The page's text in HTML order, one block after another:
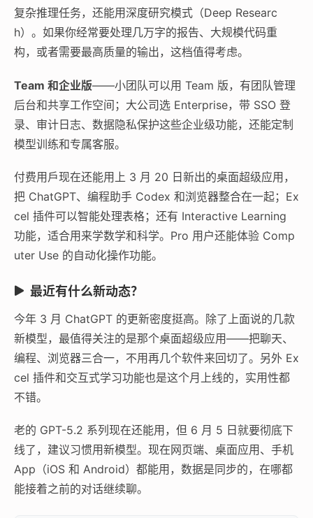
复杂推理任务，还能用深度研究模式（Deep Researc
h）。如果你经常要处理几万字的报告、大规模代码重
构，或者需要最高质量的输出，这档值得考虑。
Team 和企业版——小团队可以用 Team 版，有团队管理
后台和共享工作空间；大公司选 Enterprise，带 SSO 登
录、审计日志、数据隐私保护这些企业级功能，还能定制
模型训练和专属客服。
付费用戶现在还能用上 3 月 20 日新出的桌面超级应用，
把 ChatGPT、编程助手 Codex 和浏览器整合在一起；Ex
cel 插件可以智能处理表格；还有 Interactive Learning
功能，适合用来学数学和科学。Pro 用户还能体验 Comp
uter Use 的自动化操作功能。
最近有什么新动态？
今年 3 月 ChatGPT 的更新密度挺高。除了上面说的几款
新模型，最值得关注的是那个桌面超级应用——把聊天、
编程、浏览器三合一，不用再几个软件来回切了。另外 Ex
cel 插件和交互式学习功能也是这个月上线的，实用性都
不错。
老的 GPT-5.2 系列现在还能用，但 6 月 5 日就要彻底下
线了，建议习惯用新模型。现在网页端、桌面应用、手机
App（iOS 和 Android）都能用，数据是同步的，在哪都
能接着之前的对话继续聊。